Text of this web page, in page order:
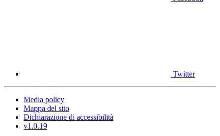
Twitter
Media policy
Mappa del sito
Dichiarazione di accessibilità
v1.0.19